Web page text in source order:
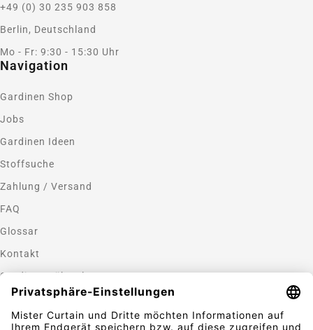
+49 (0) 30 235 903 858
Berlin, Deutschland
Mo - Fr: 9:30 - 15:30 Uhr
Navigation
Gardinen Shop
Jobs
Gardinen Ideen
Stoffsuche
Zahlung / Versand
FAQ
Glossar
Kontakt
Gardinen nähen lassen
Zahlungsmethoden